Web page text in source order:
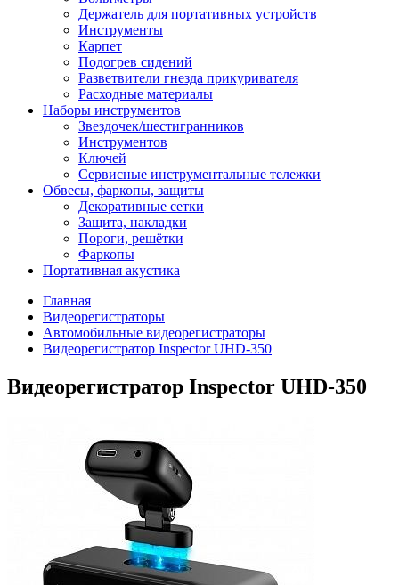
Держатель для портативных устройств
Инструменты
Карпет
Подогрев сидений
Разветвители гнезда прикуривателя
Расходные материалы
Наборы инструментов
Звездочек/шестигранников
Инструментов
Ключей
Сервисные инструментальные тележки
Обвесы, фаркопы, защиты
Декоративные сетки
Защита, накладки
Пороги, решётки
Фаркопы
Портативная акустика
Главная
Видеорегистраторы
Автомобильные видеорегистраторы
Видеорегистратор Inspector UHD-350
Видеорегистратор Inspector UHD-350